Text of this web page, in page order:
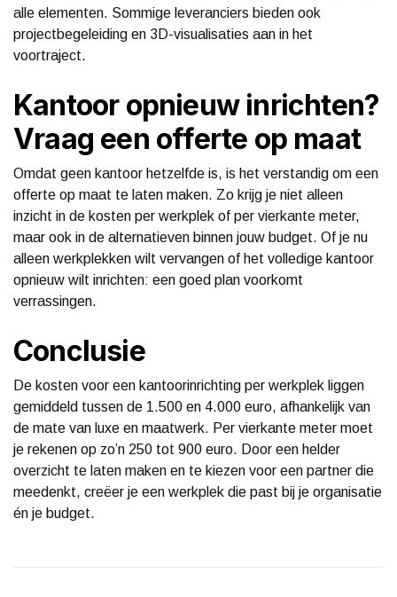
alle elementen. Sommige leveranciers bieden ook
projectbegeleiding en 3D-visualisaties aan in het
voortraject.
Kantoor opnieuw inrichten?
Vraag een offerte op maat
Omdat geen kantoor hetzelfde is, is het verstandig om een
offerte op maat te laten maken. Zo krijg je niet alleen
inzicht in de kosten per werkplek of per vierkante meter,
maar ook in de alternatieven binnen jouw budget. Of je nu
alleen werkplekken wilt vervangen of het volledige kantoor
opnieuw wilt inrichten: een goed plan voorkomt
verrassingen.
Conclusie
De kosten voor een kantoorinrichting per werkplek liggen
gemiddeld tussen de 1.500 en 4.000 euro, afhankelijk van
de mate van luxe en maatwerk. Per vierkante meter moet
je rekenen op zo’n 250 tot 900 euro. Door een helder
overzicht te laten maken en te kiezen voor een partner die
meedenkt, creëer je een werkplek die past bij je organisatie
én je budget.